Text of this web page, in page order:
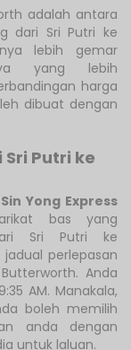
adalah antara
dari Sri Putri ke
lebih gemar
yang lebih
harga
dibuat dengan
Putri ke
Yong Express
bas yang
Sri Putri ke
perlepasan
Anda
AM. Manakala,
boleh memilih
anda dengan
untuk laluan.